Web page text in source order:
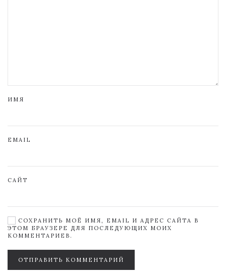
ИМЯ
EMAIL
САЙТ
СОХРАНИТЬ МОЁ ИМЯ, EMAIL И АДРЕС САЙТА В
ЭТОМ БРАУЗЕРЕ ДЛЯ ПОСЛЕДУЮЩИХ МОИХ
КОММЕНТАРИЕВ.
ОТПРАВИТЬ КОММЕНТАРИЙ